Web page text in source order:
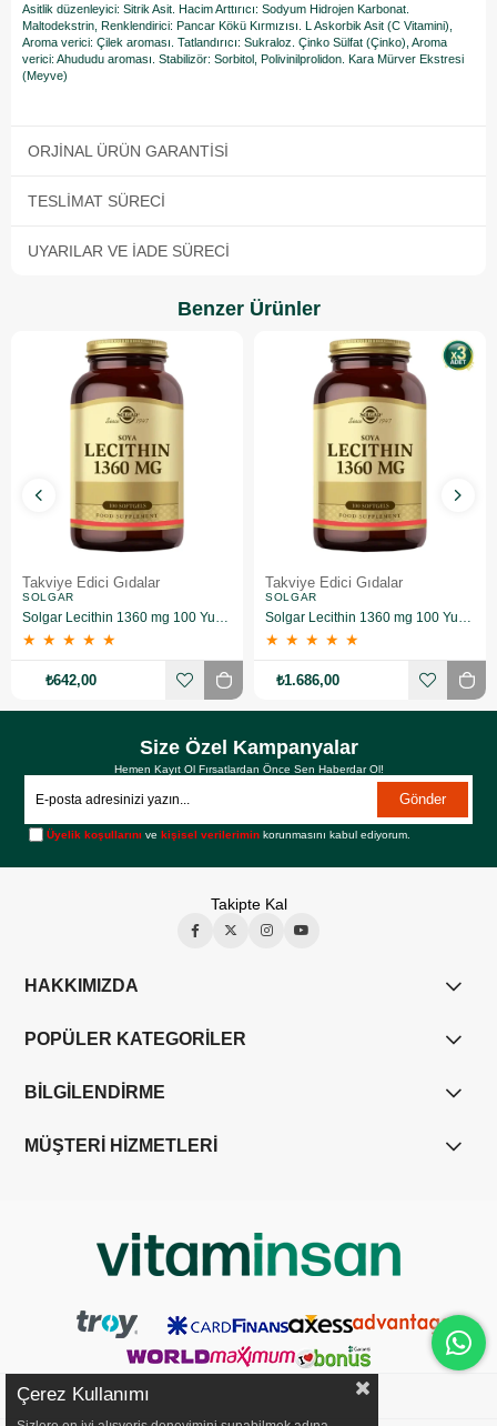
Asitlik düzenleyici: Sitrik Asit. Hacim Arttırıcı: Sodyum Hidrojen Karbonat.
Maltodekstrin, Renklendirici: Pancar Kökü Kırmızısı. L Askorbik Asit (C Vitamini),
Aroma verici: Çilek aroması. Tatlandırıcı: Sukraloz. Çinko Sülfat (Çinko), Aroma
verici: Ahududu aroması. Stabilizör: Sorbitol, Polivinilprolidon. Kara Mürver Ekstresi
(Meyve)
ORJINAL ÜRÜN GARANTISI
TESLIMAT SÜRECI
UYARILAR VE İADE SÜRECI
Benzer Ürünler
Takviye Edici Gıdalar
SOLGAR
★ ★ ★ ★ ★
₺642,00
Takviye Edici Gıdalar
SOLGAR
★ ★ ★ ★ ★
₺1.686,00
Size Özel Kampanyalar
Hemen Kayıt Ol Fırsatlardan Önce Sen Haberdar Ol!
Gönder
Üyelik koşullarını vekişisel verilerimin korunmasını kabul ediyorum.
Takipte Kal
HAKKIMIZDA
POPÜLER KATEGORİLER
BİLGİLENDİRME
MÜŞTERİ HİZMETLERİ
Çerez Kullanımı